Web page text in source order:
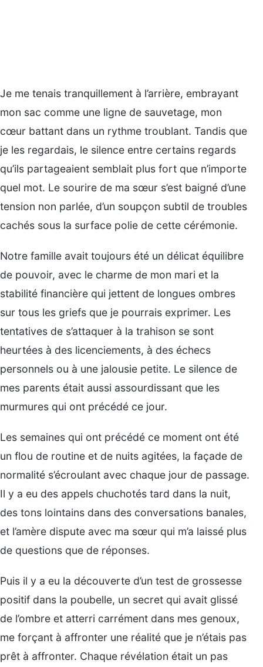
Je me tenais tranquillement à l’arrière, embrayant
mon sac comme une ligne de sauvetage, mon
cœur battant dans un rythme troublant. Tandis que
je les regardais, le silence entre certains regards
qu’ils partageaient semblait plus fort que n’importe
quel mot. Le sourire de ma sœur s’est baigné d’une
tension non parlée, d’un soupçon subtil de troubles
cachés sous la surface polie de cette cérémonie.
Notre famille avait toujours été un délicat équilibre
de pouvoir, avec le charme de mon mari et la
stabilité financière qui jettent de longues ombres
sur tous les griefs que je pourrais exprimer. Les
tentatives de s’attaquer à la trahison se sont
heurtées à des licenciements, à des échecs
personnels ou à une jalousie petite. Le silence de
mes parents était aussi assourdissant que les
murmures qui ont précédé ce jour.
Les semaines qui ont précédé ce moment ont été
un flou de routine et de nuits agitées, la façade de
normalité s’écroulant avec chaque jour de passage.
Il y a eu des appels chuchotés tard dans la nuit,
des tons lointains dans des conversations banales,
et l’amère dispute avec ma sœur qui m’a laissé plus
de questions que de réponses.
Puis il y a eu la découverte d’un test de grossesse
positif dans la poubelle, un secret qui avait glissé
de l’ombre et atterri carrément dans mes genoux,
me forçant à affronter une réalité que je n’étais pas
prêt à affronter. Chaque révélation était un pas